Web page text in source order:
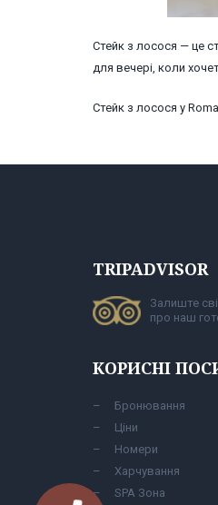
Стейк з лосося — це
для вечері, коли
Стейк з лосося у
TRIPADVISOR
Залиште
про наш
КОРИСНІ
Бронювання
Ціни
Номери
Харчування
SPA Зона